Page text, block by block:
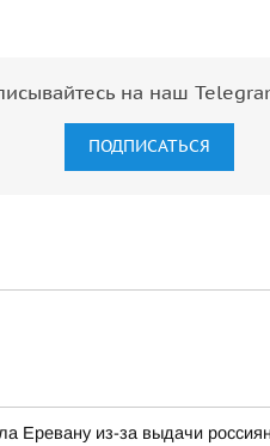
на наш
ПОДПИСАТЬСЯ
Еревану из-за выдачи